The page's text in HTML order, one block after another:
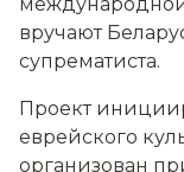
вручают
супрематиста.
Проект
еврейского
организован